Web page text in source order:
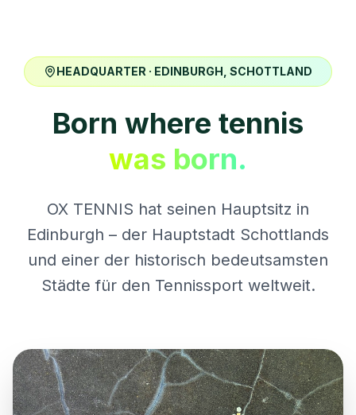
HEADQUARTER · EDINBURGH, SCHOTTLAND
Born where tennis
was born.
OX TENNIS hat seinen Hauptsitz in
Edinburgh – der Hauptstadt Schottlands
und einer der historisch bedeutsamsten
Städte für den Tennissport weltweit.